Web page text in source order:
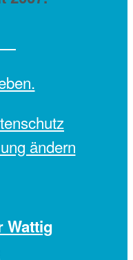
ändern
Wattig